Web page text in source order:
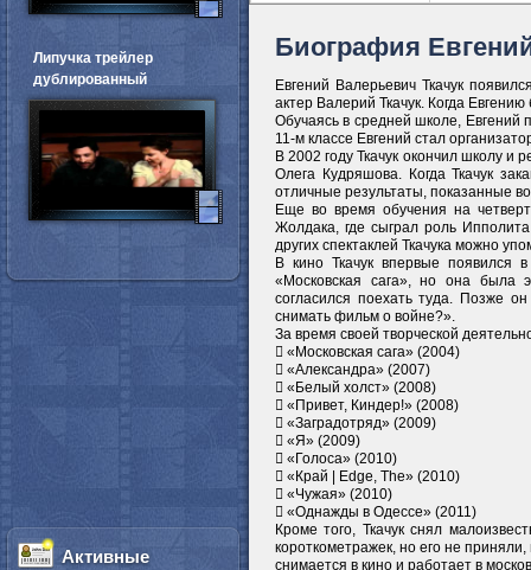
Биография
Евгений Валерьевич Ткачук
актер Валерий Ткачук. Когда
Обучаясь в средней школе, Евгений
11-м классе Евгений стал
В 2002 году Ткачук окончил школу
Олега Кудряшова. Когда Ткачук
отличные результаты, показанные
Еще во время обучения на
Жолдака, где сыграл роль
других спектаклей Ткачука можно
В кино Ткачук впервые
«Московская сага», но она была
согласился поехать туда. Позже
снимать фильм о войне?».
За время своей творческой
 «Московская сага» (2004)
 «Александра» (2007)
 «Белый холст» (2008)
 «Привет, Киндер!» (2008)
 «Заградотряд» (2009)
 «Я» (2009)
 «Голоса» (2010)
 «Край | Edge, The» (2010)
 «Чужая» (2010)
 «Однажды в Одессе» (2011)
Кроме того, Ткачук снял
короткометражек, но его не
снимается в кино и работает в
Липучка трейлер
дублированный
Активные